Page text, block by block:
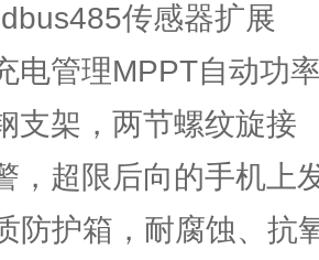
传感器扩展
电管理MPPT自动功
支架，两节螺纹旋接
，超限后向的手机上
防护箱，耐腐蚀、抗